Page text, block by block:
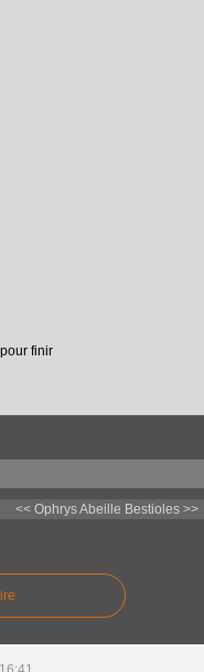
finir
<< Ophrys Abeille Bestioles >>